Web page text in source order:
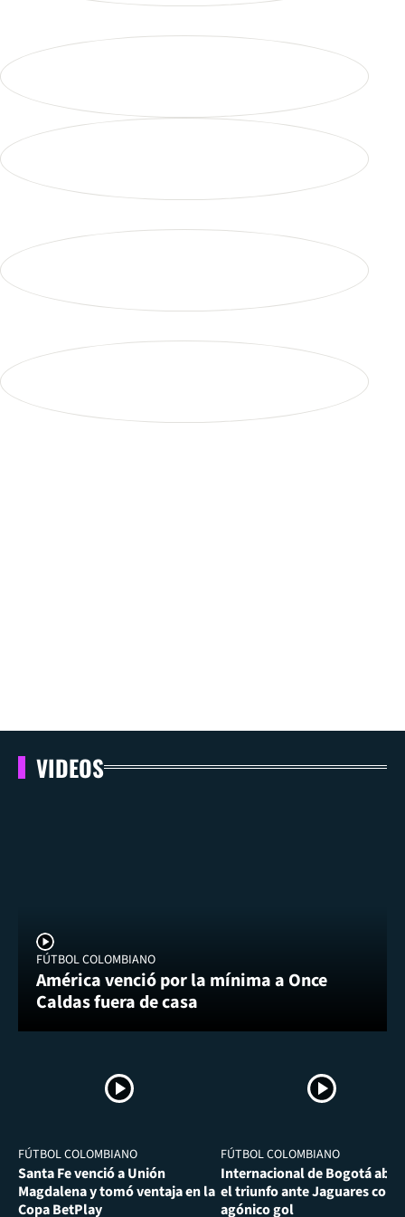
VIDEOS
FÚTBOL COLOMBIANO
América venció por la mínima a Once
Caldas fuera de casa
FÚTBOL COLOMBIANO
Santa Fe venció a Unión
Magdalena y tomó ventaja en la
Copa BetPlay
FÚTBOL COLOMBIANO
Internacional de Bogotá
el triunfo ante Jaguares con
agónico gol